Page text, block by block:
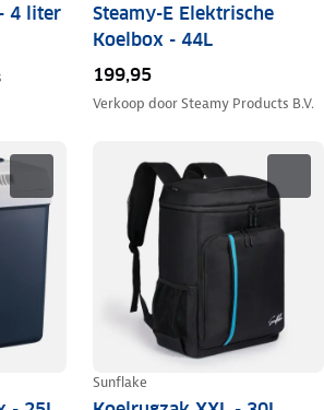
4 liter
Steamy-E Elektrische
Koelbox - 44L
199,95
Verkoop doorSteamy Products B.V.
Sunflake